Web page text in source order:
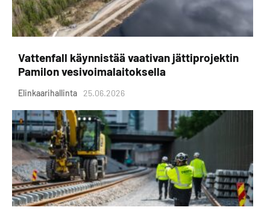
Vattenfall käynnistää vaativan jättiprojektin
Pamilon vesivoimalaitoksella
Elinkaarihallinta 25.06.2026